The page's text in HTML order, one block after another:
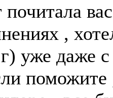
почитала
,
уже даже
поможите